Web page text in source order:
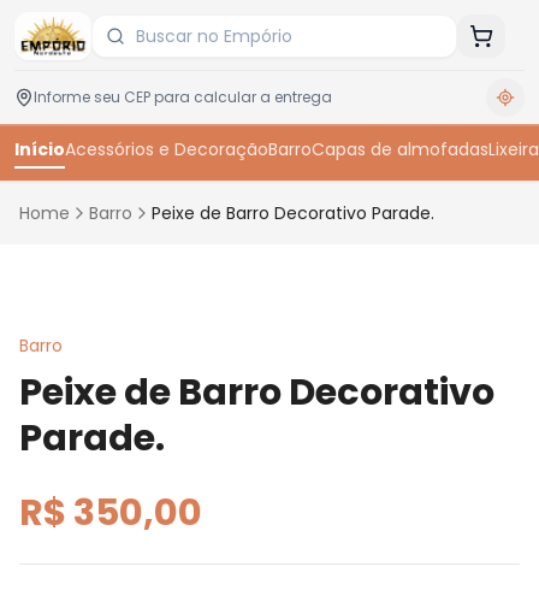
InícioAcessórios e DecoraçãoBarroCapas de almofadasLixeira
Home Barro Peixe de Barro Decorativo Parade.
Barro
Peixe de Barro Decorativo
Parade.
R$ 350,00